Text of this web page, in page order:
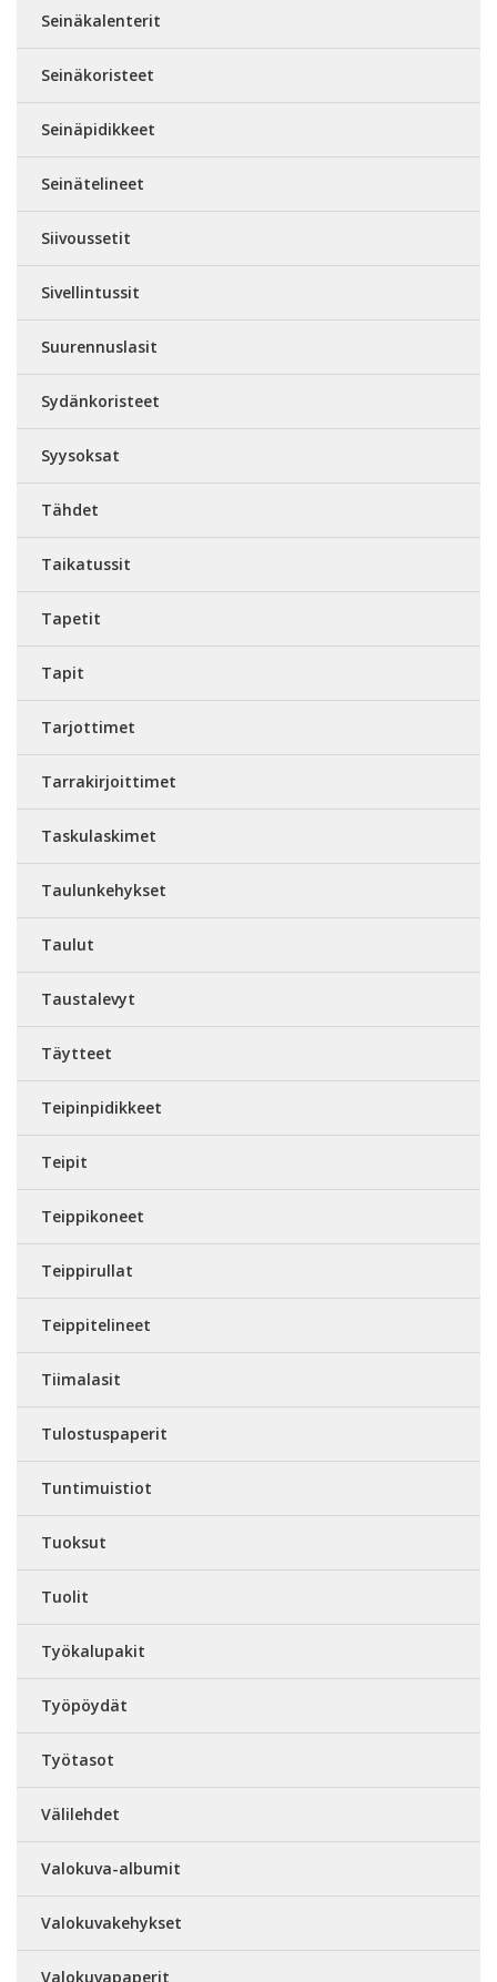
Seinäkalenterit
Seinäkoristeet
Seinäpidikkeet
Seinätelineet
Siivoussetit
Sivellintussit
Suurennuslasit
Sydänkoristeet
Syysoksat
Tähdet
Taikatussit
Tapetit
Tapit
Tarjottimet
Tarrakirjoittimet
Taskulaskimet
Taulunkehykset
Taulut
Taustalevyt
Täytteet
Teipinpidikkeet
Teipit
Teippikoneet
Teippirullat
Teippitelineet
Tiimalasit
Tulostuspaperit
Tuntimuistiot
Tuoksut
Tuolit
Työkalupakit
Työpöydät
Työtasot
Välilehdet
Valokuva-albumit
Valokuvakehykset
Valokuvapaperit